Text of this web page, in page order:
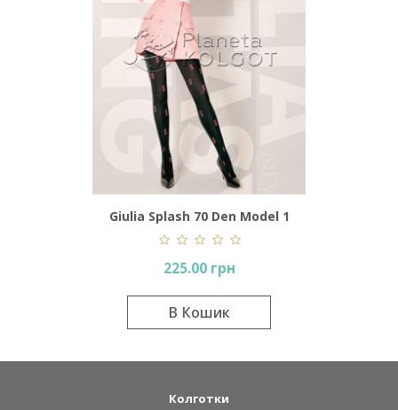
Giulia Splash 70 Den Model 1
225.00 грн
В Кошик
Колготки